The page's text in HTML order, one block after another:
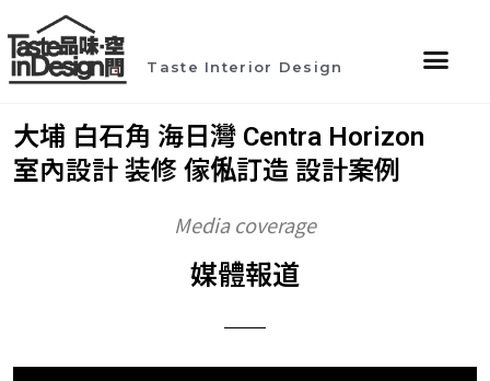
Taste Interior Design
大埔 白石角 海日灣 Centra Horizon
室內設計 装修 傢俬訂造 設計案例
Media coverage
媒體報道